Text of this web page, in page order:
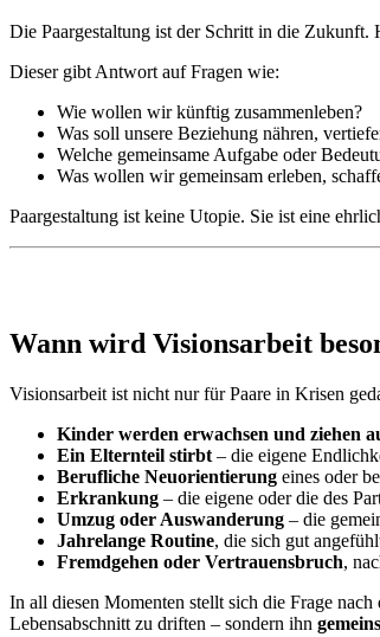
Die Paargestaltung ist der Schritt in die Zukunft.
Dieser gibt Antwort auf Fragen wie:
Wie wollen wir künftig zusammenleben?
Was soll unsere Beziehung nähren,
Welche gemeinsame Aufgabe oder
Was wollen wir gemeinsam erleben,
Paargestaltung ist keine Utopie. Sie ist eine
Wann wird Visionsarbeit
Visionsarbeit ist nicht nur für Paare in Krisen
Kinder werden erwachsen und ziehen
Ein Elternteil stirbt – die eigene
Berufliche Neuorientierung eines oder
Erkrankung – die eigene oder die des
Umzug oder Auswanderung – die
Jahrelange Routine, die sich gut
Fremdgehen oder Vertrauensbruch,
In all diesen Momenten stellt sich die Frage
Lebensabschnitt zu driften – sondern ihn